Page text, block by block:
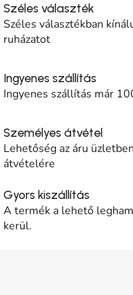
Széles választék
Széles választékban
ruházatot
Ingyenes szállítás
Ingyenes szállítás már
Személyes átvétel
Lehetőség az áru
átvételére
Gyors kiszállítás
A termék a lehető
kerül.